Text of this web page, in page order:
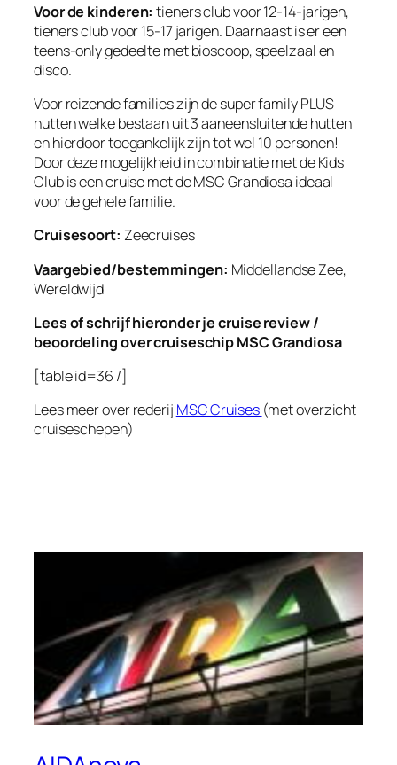
Voor de kinderen: tieners club voor 12-14-jarigen,
tieners club voor 15-17 jarigen. Daarnaast is er een
teens-only gedeelte met bioscoop, speelzaal en
disco.
Voor reizende familieszijn de super family PLUS
hutten welke bestaan uit 3 aaneensluitende hutten
en hierdoor toegankelijk zijn tot wel 10 personen!
Door deze mogelijkheid in combinatie met de Kids
Club is een cruise met de MSC Grandiosa ideaal
voor de gehele familie.
Cruisesoort: Zeecruises
Vaargebied/bestemmingen: Middellandse Zee,
Wereldwijd
Lees of schrijf hieronder je cruise review /
beoordeling over cruiseschip MSC Grandiosa
[table id=36 /]
Lees meer over rederij MSC Cruises (met overzicht
cruiseschepen)